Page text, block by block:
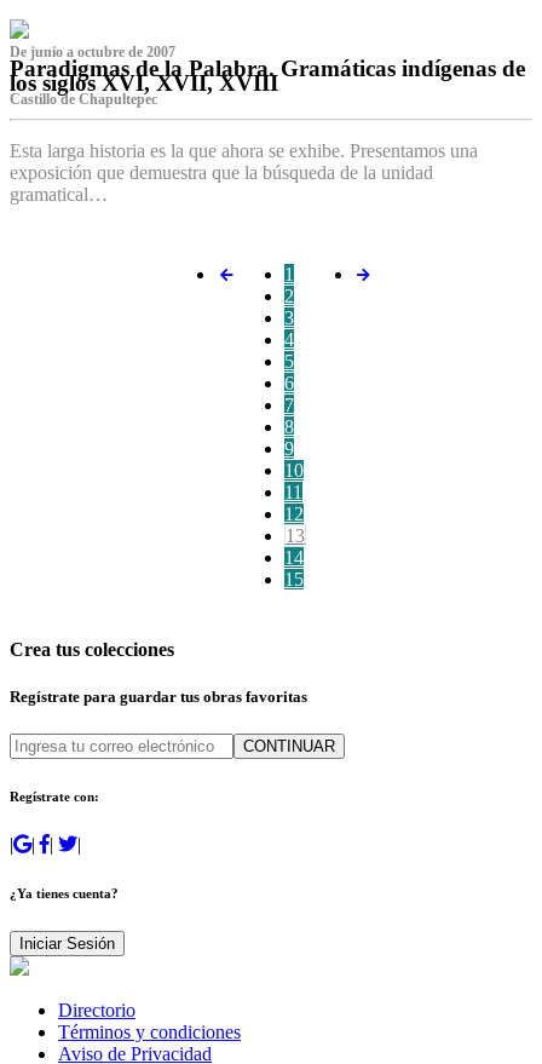
De junio a octubre de 2007
Paradigmas de la Palabra. Gramáticas indígenas de
los siglos XVI, XVII, XVIII
Castillo de Chapultepec
Esta larga historia es la que ahora se exhibe. Presentamos una
exposición que demuestra que la búsqueda de la unidad
gramatical…
1
2
3
4
5
6
7
8
9
10
11
12
13
14
15
Crea tus colecciones
Regístrate para guardar tus obras favoritas
CONTINUAR
Regístrate con:
| | | |
¿Ya tienes cuenta?
Iniciar Sesión
Directorio
Términos y condiciones
Aviso de Privacidad